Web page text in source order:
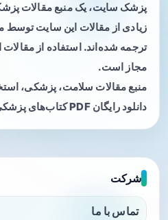
پزشک سایت، یک منبع مقالات
زیادی از مقالات این سایت توسط
ترجمه شده‌اند. استفاده از
مجاز است.
منبع مقالات سلامت، پزشکی،
دانلود رایگان PDF کتاب‌های پزشکی.
شرکت
تماس با ما